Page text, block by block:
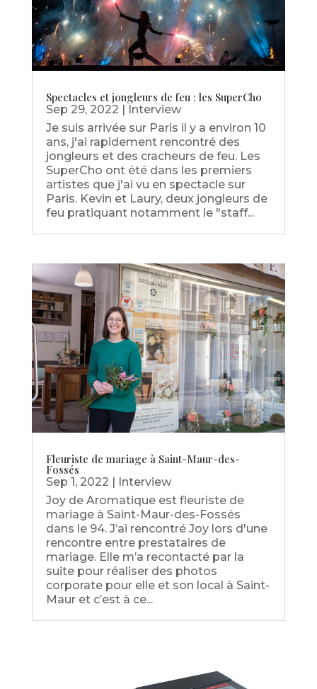
Spectacles et jongleurs de feu : les SuperCho
Sep 29, 2022 | Interview
Je suis arrivée sur Paris il y a environ 10
ans, j'ai rapidement rencontré des
jongleurs et des cracheurs de feu. Les
SuperCho ont été dans les premiers
artistes que j'ai vu en spectacle sur
Paris. Kevin et Laury, deux jongleurs de
feu pratiquant notamment le "staff...
Fleuriste de mariage à Saint-Maur-des-
Fossés
Sep 1, 2022
Interview
Joy de Aromatique est fleuriste de
mariage à Saint-Maur-des-Fossés
dans le 94. J’ai rencontré Joy lors d'une
rencontre entre prestataires de
mariage. Elle m’a recontacté par la
suite pour réaliser des photos
corporate pour elle et son local à Saint-
Maur et c’est à ce...